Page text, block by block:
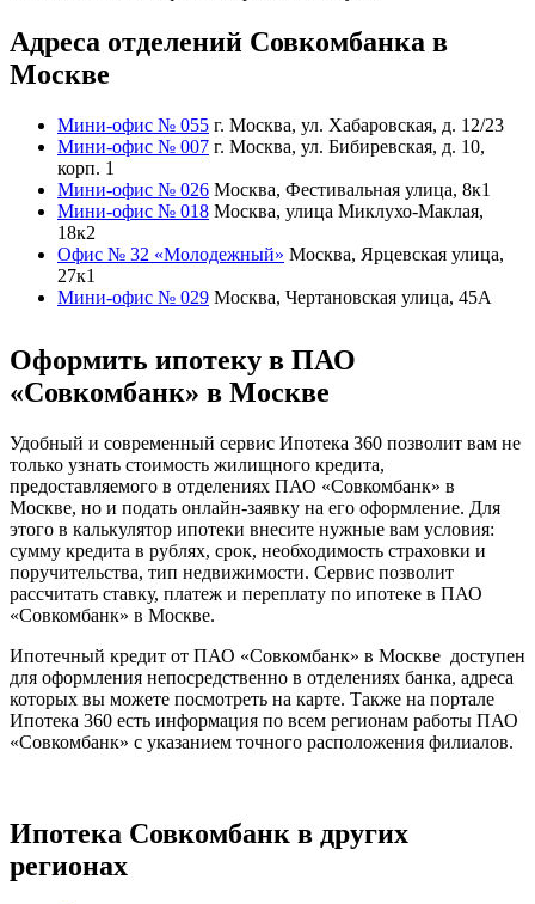
Адреса отделений Совкомбанка в
Москве
Мини-офис № 055 г. Москва, ул. Хабаровская, д. 12/23
Мини-офис № 007 г. Москва, ул. Бибиревская, д. 10,
корп. 1
Мини-офис № 026 Москва, Фестивальная улица, 8к1
Мини-офис № 018 Москва, улица Миклухо-Маклая,
18к2
Офис № 32 «Молодежный» Москва, Ярцевская улица,
27к1
Мини-офис № 029 Москва, Чертановская улица, 45А
Оформить ипотеку в ПАО
«Совкомбанк» в Москве
Удобный и современный сервис Ипотека 360 позволит вам не
только узнать стоимость жилищного кредита,
предоставляемого в отделениях ПАО «Совкомбанк» в
Москве, но и подать онлайн-заявку на его оформление. Для
этого в калькулятор ипотеки внесите нужные вам условия:
сумму кредита в рублях, срок, необходимость страховки и
поручительства, тип недвижимости. Сервис позволит
рассчитать ставку, платеж и переплату по ипотеке в ПАО
«Совкомбанк» в Москве.
Ипотечный кредит от ПАО «Совкомбанк» в Москве доступен
для оформления непосредственно в отделениях банка, адреса
которых вы можете посмотреть на карте. Также на портале
Ипотека 360 есть информация по всем регионам работы ПАО
«Совкомбанк» с указанием точного расположения филиалов.
Ипотека Совкомбанк в других
регионах